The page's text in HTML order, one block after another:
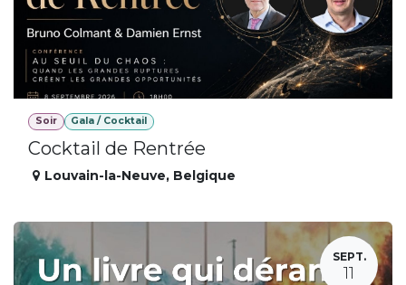
Soir Gala / Cocktail
Cocktail de Rentrée
Louvain-la-Neuve, Belgique
SEPT.
11